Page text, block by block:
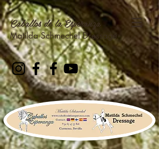
Caballos de la Esperanza
Matilda Schmechel Dressage